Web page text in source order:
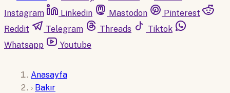
Instagram
Linkedin Mastodon
Pinterest
Reddit
Telegram Threads
Tiktok
Whatsapp
Youtube
Anasayfa
› Bakır